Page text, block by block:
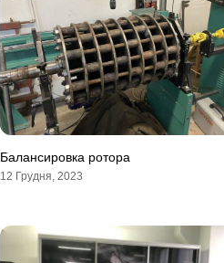
Балансировка ротора
12 Грудня, 2023